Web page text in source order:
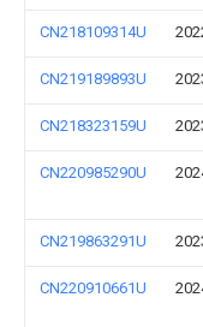
CN218109314U
CN219189893U
CN218323159U
CN220985290U
CN219863291U
CN220910661U